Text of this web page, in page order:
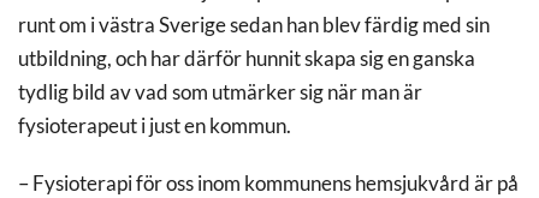
runt om i västra Sverige sedan han blev färdig med sin
utbildning, och har därför hunnit skapa sig en ganska
tydlig bild av vad som utmärker sig när man är
fysioterapeut i just en kommun.
– Fysioterapi för oss inom kommunens hemsjukvård är på